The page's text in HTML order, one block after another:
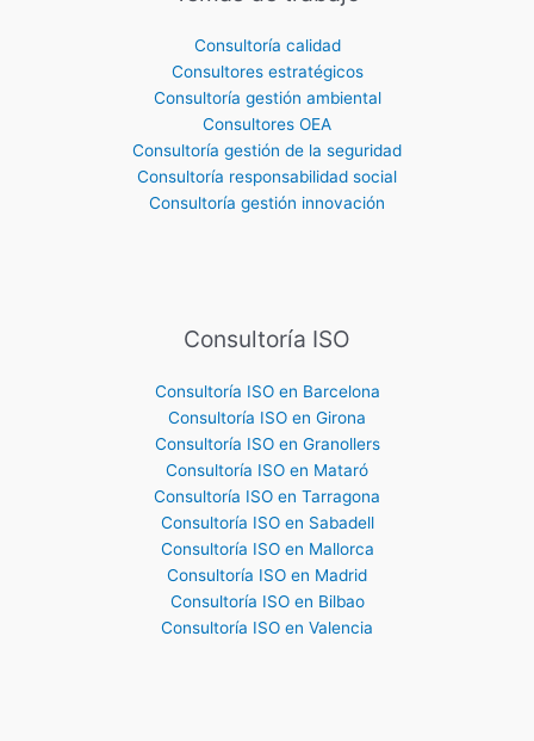
Consultoría calidad
Consultores estratégicos
Consultoría gestión ambiental
Consultores OEA
Consultoría gestión de la seguridad
Consultoría responsabilidad social
Consultoría gestión innovación
Consultoría ISO
Consultoría ISO en Barcelona
Consultoría ISO en Girona
Consultoría ISO en Granollers
Consultoría ISO en Mataró
Consultoría ISO en Tarragona
Consultoría ISO en Sabadell
Consultoría ISO en Mallorca
Consultoría ISO en Madrid
Consultoría ISO en Bilbao
Consultoría ISO en Valencia